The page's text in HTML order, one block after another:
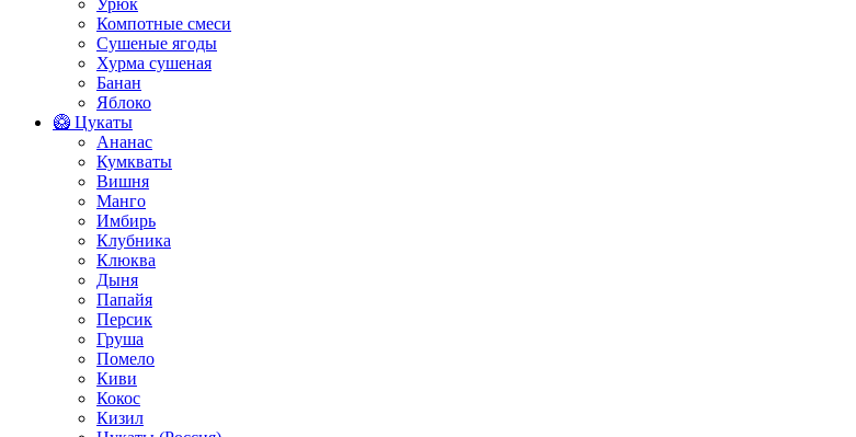
Компотные смеси
Сушеные ягоды
Хурма сушеная
Банан
Яблоко
🥝 Цукаты
Ананас
Кумкваты
Вишня
Манго
Имбирь
Клубника
Клюква
Дыня
Папайя
Персик
Груша
Помело
Киви
Кокос
Кизил